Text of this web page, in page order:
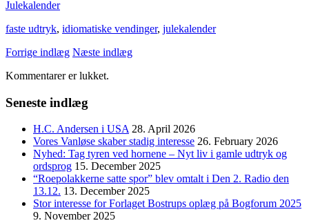
Julekalender
faste udtryk, idiomatiske vendinger, julekalender
Forrige indlæg Næste indlæg
Kommentarer er lukket.
Seneste indlæg
H.C. Andersen i USA 28. April 2026
Vores Vanløse skaber stadig interesse 26. February 2026
Nyhed: Tag tyren ved hornene – Nyt liv i gamle udtryk og
ordsprog 15. December 2025
“Roepolakkerne satte spor” blev omtalt i Den 2. Radio den
13.12. 13. December 2025
Stor interesse for Forlaget Bostrups oplæg på Bogforum 2025
9. November 2025